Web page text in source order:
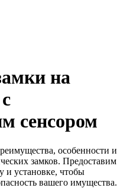
на
сенсором
особенности и
замков. Предоставим
и установке, чтобы
вашего имущества.